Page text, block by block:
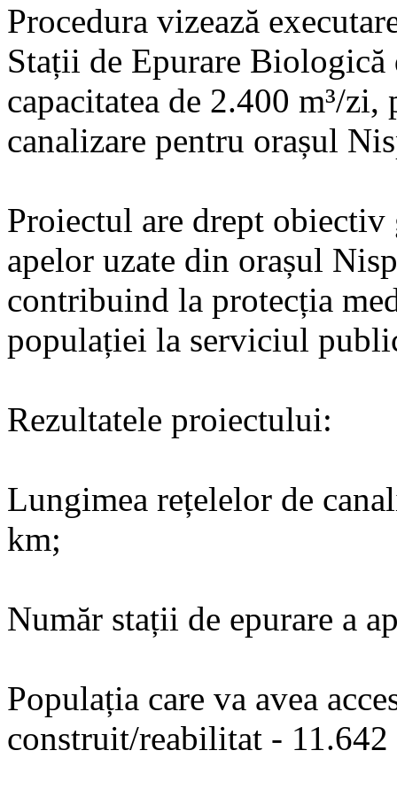
Procedura vizează
Stații de Epurare
capacitatea de 2.400 m³/
canalizare pentru orașul
Proiectul are drept
apelor uzate din orașul
contribuind la protecția
populației la serviciul
Rezultatele proiectului:
Lungimea rețelelor de
km;
Număr stații de epurare a
Populația care va avea
construit/reabilitat - 11.642